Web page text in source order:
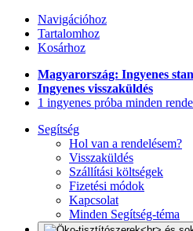
Navigációhoz
Tartalomhoz
Kosárhoz
Magyarország: Ingyenes
Ingyenes visszaküldés
1 ingyenes próba minden
Segítség
Hol van a rendelésem?
Visszaküldés
Szállítási költségek
Fizetési módok
Kapcsolat
Minden Segítség-téma